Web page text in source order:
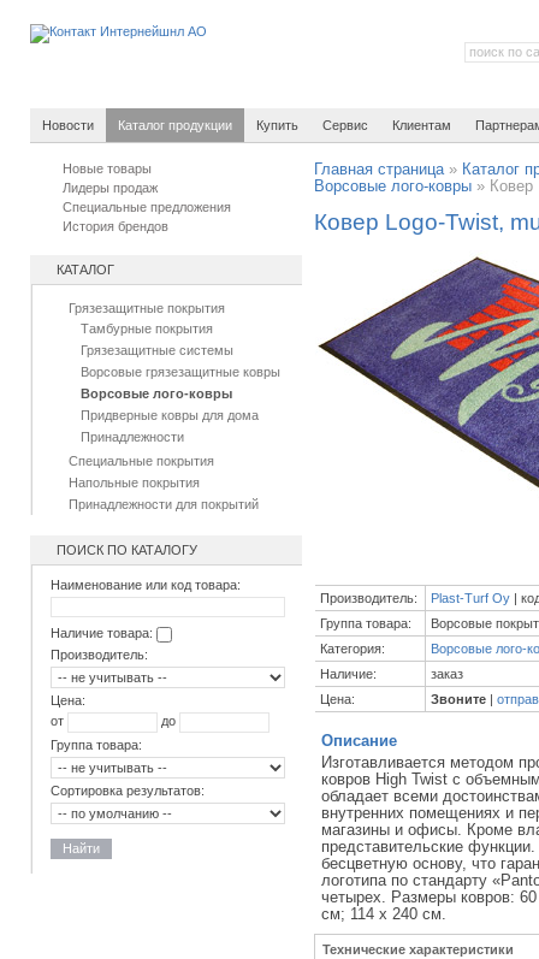
Новости Каталог продукции Купить Сервис Клиентам
Новые товары
Лидеры продаж
Специальные предложения
История брендов
КАТАЛОГ
Грязезащитные покрытия
Тамбурные покрытия
Грязезащитные системы
Ворсовые грязезащитные ковры
Ворсовые лого-ковры
Придверные ковры для дома
Принадлежности
Специальные покрытия
Напольные покрытия
Принадлежности для покрытий
ПОИСК ПО КАТАЛОГУ
Наименование или код товара:
Наличие товара:
Производитель:
Цена:
от
до
Группа товара:
Сортировка результатов:
Найти
Главная страница» Каталог
Ворсовые лого-ковры » Ковер
Ковер Logo-Twist,
Производитель: Plast-Turf Oy |
Группа товара:
Ворсовые
Категория:
Ворсовые лого-
Наличие:
заказ
Цена:
Звоните |
Описание
Изготавливается методом
ковров High Twist с
обладает всеми
внутренних помещениях и
магазины и офисы. Кроме
представительские
бесцветную основу, что
логотипа по стандарту
четырех. Размеры ковров:
см; 114 х 240 см.
Технические характеристики